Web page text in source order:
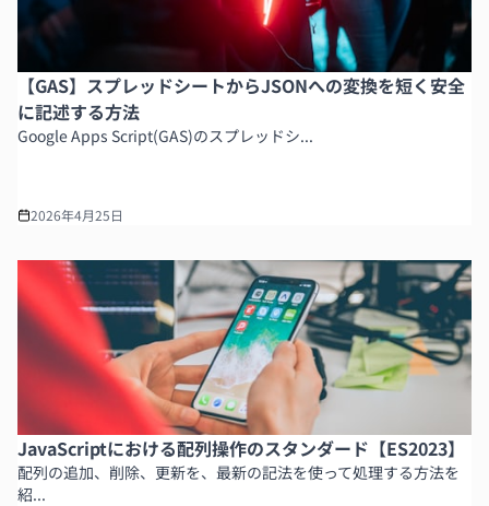
【GAS】スプレッドシートからJSONへの変換を短く安全
に記述する方法
Google Apps Script(GAS)のスプレッドシ...
2026年4月25日
JavaScriptにおける配列操作のスタンダード【ES2023】
配列の追加、削除、更新を、最新の記法を使って処理する方法を
紹...